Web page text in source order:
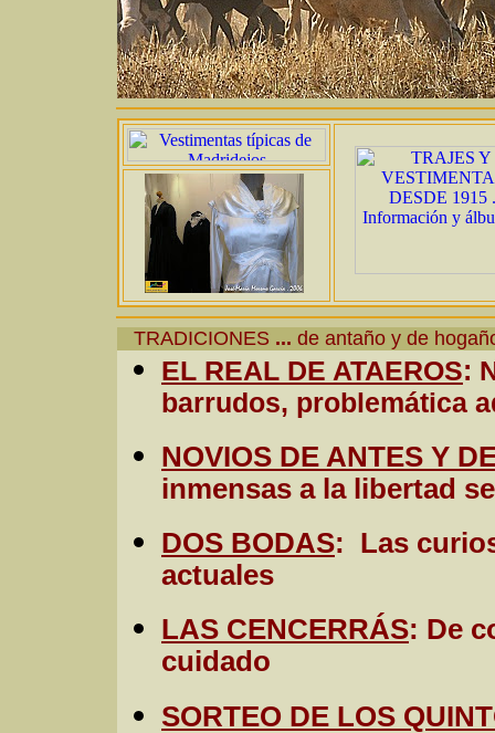
TRADICIONES ... de antaño y de
EL REAL DE ATAEROS:
barrudos, problemática
NOVIOS DE ANTES Y
inmensas a la libertad
DOS BODAS: Las
actuales
LAS CENCERRÁS: De
cuidado
SORTEO DE LOS